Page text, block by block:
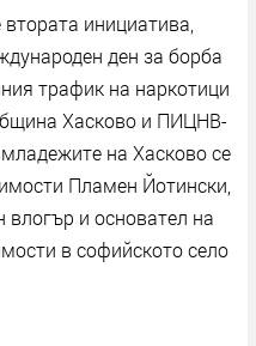
инициатива,
ден за борба
трафик на наркотици
Хасково и ПИЦНВ-
на Хасково се
Пламен Йотински,
и основател на
в софийското село